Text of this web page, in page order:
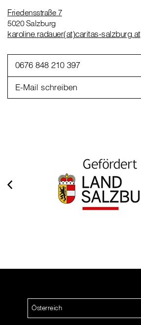
Friedensstraße 7
5020 Salzburg
karoline.radauer(at)caritas-salzburg.at
0676 848 210 397
E-Mail schreiben
Österreich